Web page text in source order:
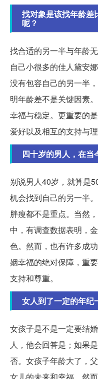
找对象是该找年龄差
呢？
找合适的另一半与年龄
自己小很多的佳人黛安
没有包容自己的另一半
明年龄差不是关键因素
幸福与稳定。更重要的
爱好以及相互的支持与理
四十岁的男人，在当
别说男人40岁，就算是
机会找到自己的另一半
胖瘦都不是重点。当然
中，有调查数据表明，
色。然而，也有许多成
姻幸福的绝对保障，重
支持和尊重。
女人到了一定的年纪
女孩子是不是一定要结
人，他会回答是；如果
否。女孩子年龄大了，